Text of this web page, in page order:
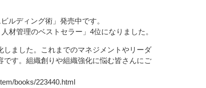
ルディング術」発売中です。
材管理のベストセラー」4位になりました。
しました。これまでのマネジメントやリーダ
す。組織創りや組織強化に悩む皆さんにご
books/223440.html